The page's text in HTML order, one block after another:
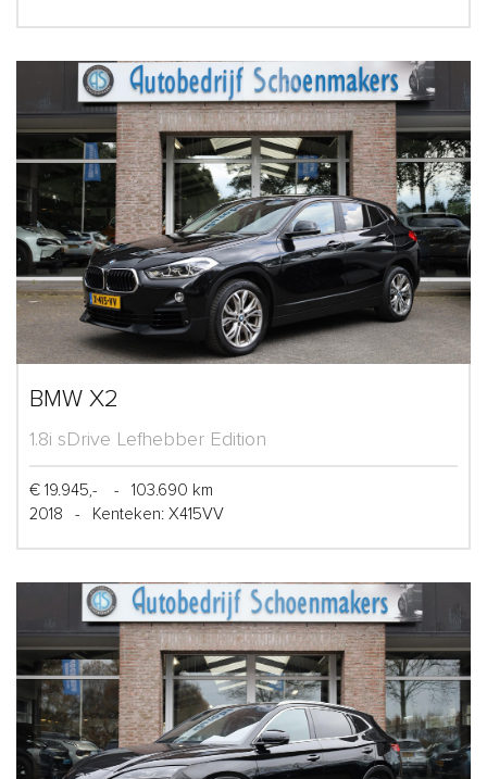
BMW X2
1.8i sDrive Lefhebber Edition
€ 19.945,- -
103.690 km
2018
- Kenteken: X415VV